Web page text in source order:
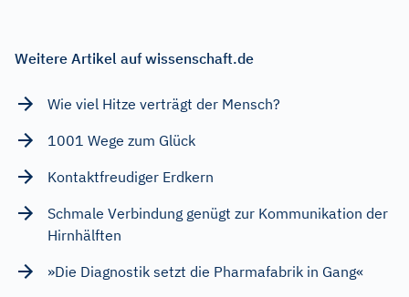
Weitere Artikel auf wissenschaft.de
Wie viel Hitze verträgt der Mensch?
1001 Wege zum Glück
Kontaktfreudiger Erdkern
Schmale Verbindung genügt zur Kommunikation der
Hirnhälften
»Die Diagnostik setzt die Pharmafabrik in Gang«